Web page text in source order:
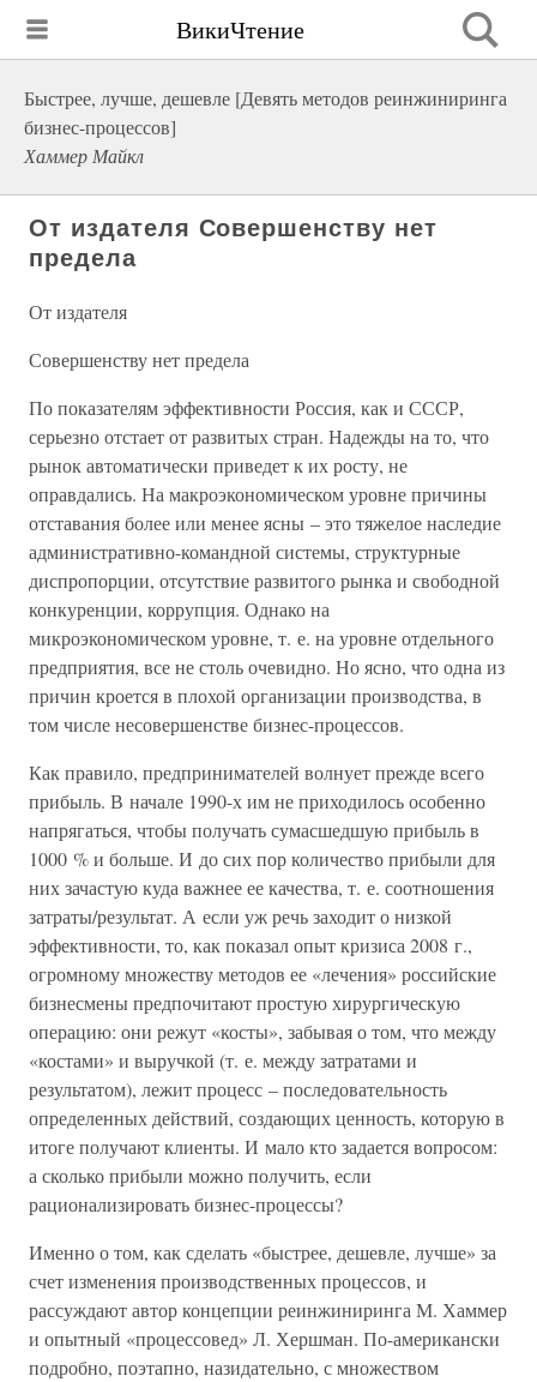
ВикиЧтение
Быстрее, лучше, дешевле [Девять методов реинжиниринга
бизнес-процессов]
Хаммер Майкл
От издателя Совершенству нет
предела
От издателя
Совершенству нет предела
По показателям эффективности Россия, как и СССР,
серьезно отстает от развитых стран. Надежды на то, что
рынок автоматически приведет к их росту, не
оправдались. На макроэкономическом уровне причины
отставания более или менее ясны – это тяжелое наследие
административно-командной системы, структурные
диспропорции, отсутствие развитого рынка и свободной
конкуренции, коррупция. Однако на
микроэкономическом уровне, т. е. на уровне отдельного
предприятия, все не столь очевидно. Но ясно, что одна из
причин кроется в плохой организации производства, в
том числе несовершенстве бизнес-процессов.
Как правило, предпринимателей волнует прежде всего
прибыль. В начале 1990-х им не приходилось особенно
напрягаться, чтобы получать сумасшедшую прибыль в
1000 % и больше. И до сих пор количество прибыли для
них зачастую куда важнее ее качества, т. е. соотношения
затраты/результат. А если уж речь заходит о низкой
эффективности, то, как показал опыт кризиса 2008 г.,
огромному множеству методов ее «лечения» российские
бизнесмены предпочитают простую хирургическую
операцию: они режут «косты», забывая о том, что между
«костами» и выручкой (т. е. между затратами и
результатом), лежит процесс – последовательность
определенных действий, создающих ценность, которую в
итоге получают клиенты. И мало кто задается вопросом:
а сколько прибыли можно получить, если
рационализировать бизнес-процессы?
Именно о том, как сделать «быстрее, дешевле, лучше» за
счет изменения производственных процессов, и
рассуждают автор концепции реинжиниринга М. Хаммер
и опытный «процессовед» Л. Хершман. По-американски
подробно, поэтапно, назидательно, с множеством